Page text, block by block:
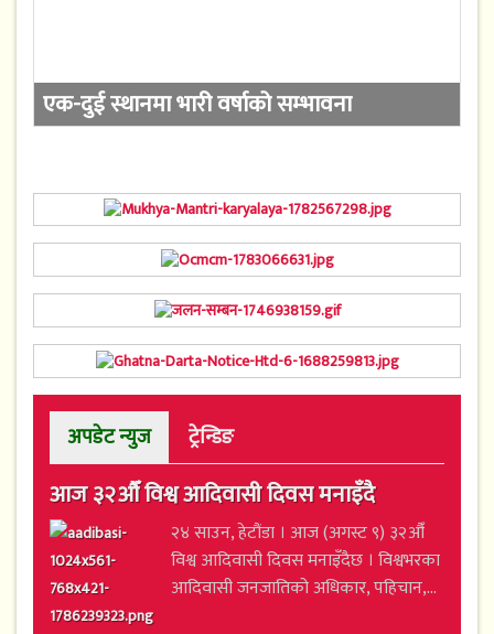
एक-दुई स्थानमा भारी वर्षाको सम्भावना
अपडेट न्युज ट्रेन्डिङ
आज ३२औँ विश्व आदिवासी दिवस मनाइँदै
२४ साउन, हेटौंडा । आज (अगस्ट ९) ३२औँ
विश्व आदिवासी दिवस मनाइँदैछ । विश्वभरका
आदिवासी जनजातिको अधिकार, पहिचान,...